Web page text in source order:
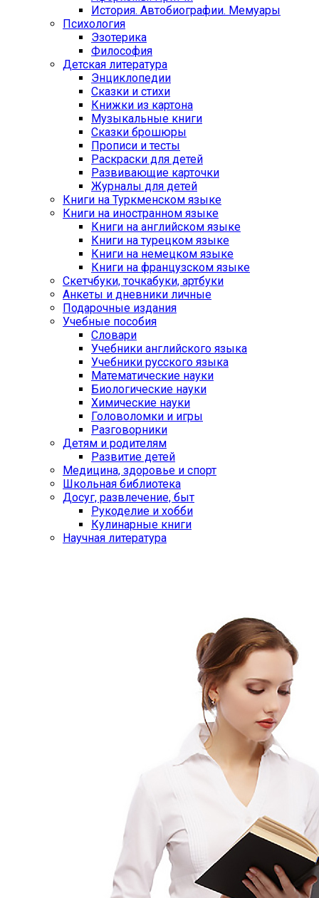
История. Автобиографии. Мемуары
Психология
Эзотерика
Философия
Детская литература
Энциклопедии
Сказки и стихи
Книжки из картона
Музыкальные книги
Сказки брошюры
Прописи и тесты
Раскраски для детей
Развивающие карточки
Журналы для детей
Книги на Туркменском языке
Книги на иностранном языке
Книги на английском языке
Книги на турецком языке
Книги на немецком языке
Книги на французском языке
Cкетчбуки, точкабуки, артбуки
Анкеты и дневники личные
Подарочные издания
Учебные пособия
Словари
Учебники английского языка
Учебники русского языка
Математические науки
Биологические науки
Химические науки
Головоломки и игры
Разговорники
Детям и родителям
Развитие детей
Медицина, здоровье и спорт
Школьная библиотека
Досуг, развлечение, быт
Рукоделие и хобби
Кулинарные книги
Научная литература